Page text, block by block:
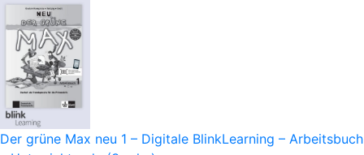
Der grüne Max neu 1 – Digitale BlinkLearning – Arbeitsbuch